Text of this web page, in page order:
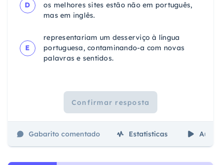
D
os melhores sites estão não em português,
mas em inglês.
E
representariam um desserviço à língua
portuguesa, contaminando-a com novas
palavras e sentidos.
Confirmar resposta
Gabarito comentado Estatísticas Aulas